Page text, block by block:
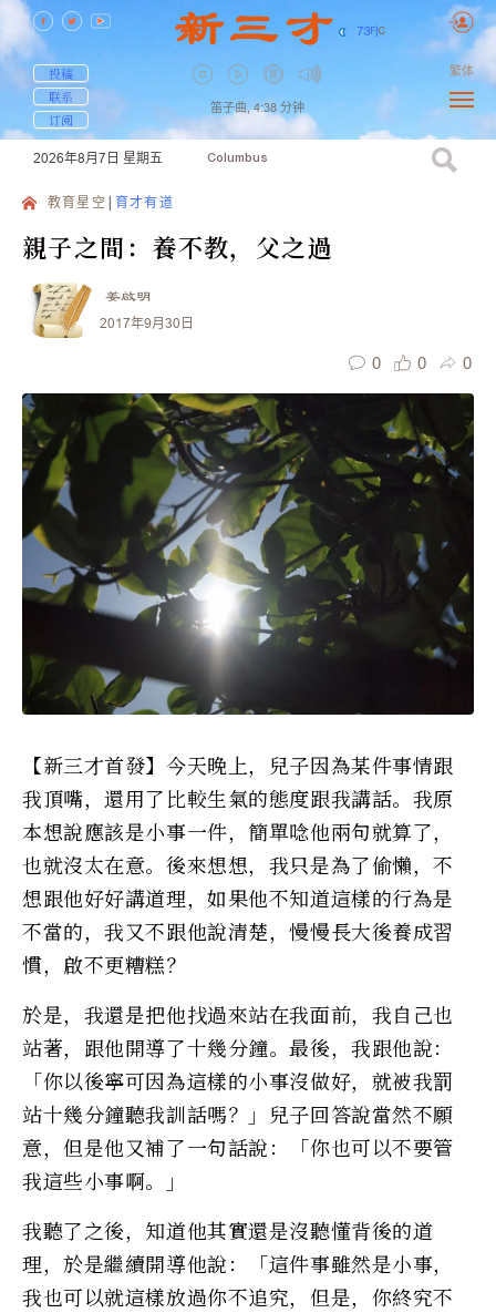
73F| C
投稿
联系
订阅
笛子曲, 4:38 分钟
繁体
2026年8月7日 星期五 Columbus
教育星空 育才有道
親子之間：養不教，父之過
姜啟明
2017年9月30日
0 0 0
【新三才首發】今天晚上，兒子因為某件事情跟
我頂嘴，還用了比較生氣的態度跟我講話。我原
本想說應該是小事一件，簡單唸他兩句就算了，
也就沒太在意。後來想想，我只是為了偷懶，不
想跟他好好講道理，如果他不知道這樣的行為是
不當的，我又不跟他說清楚，慢慢長大後養成習
慣，啟不更糟糕？
於是，我還是把他找過來站在我面前，我自己也
站著，跟他開導了十幾分鐘。最後，我跟他說：
「你以後寧可因為這樣的小事沒做好，就被我罰
站十幾分鐘聽我訓話嗎？」兒子回答說當然不願
意，但是他又補了一句話說：「你也可以不要管
我這些小事啊。」
我聽了之後，知道他其實還是沒聽懂背後的道
理，於是繼續開導他說：「這件事雖然是小事，
我也可以就這樣放過你不追究，但是，你終究不